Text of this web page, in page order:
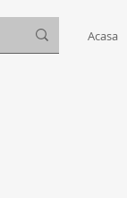
Acasa